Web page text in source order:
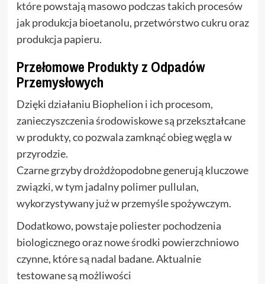
które powstają masowo podczas takich procesów
jak produkcja bioetanolu, przetwórstwo cukru oraz
produkcja papieru.
Przełomowe Produkty z Odpadów
Przemysłowych
Dzięki działaniu Biophelion i ich procesom,
zanieczyszczenia środowiskowe są przekształcane
w produkty, co pozwala zamknąć obieg węgla w
przyrodzie.
Czarne grzyby drożdżopodobne generują kluczowe
związki, w tym jadalny polimer pullulan,
wykorzystywany już w przemyśle spożywczym.
Dodatkowo, powstaje poliester pochodzenia
biologicznego oraz nowe środki powierzchniowo
czynne, które są nadal badane. Aktualnie
testowane są możliwości